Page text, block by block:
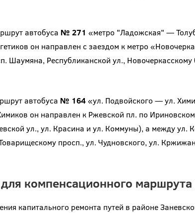
автобуса № 271 «метро "Ладожская" —
он направлен с заездом к метро
Шаумяна, Республиканской ул., Новочеркасскому
автобуса № 164«ул. Подвойского — ул.
он направлен к Ржевской пл. по
ул., ул. Красина и ул. Коммуны), а между ул.
просп., ул. Чудновского, ул.
компенсационного маршрута
капитального ремонта путей в районе